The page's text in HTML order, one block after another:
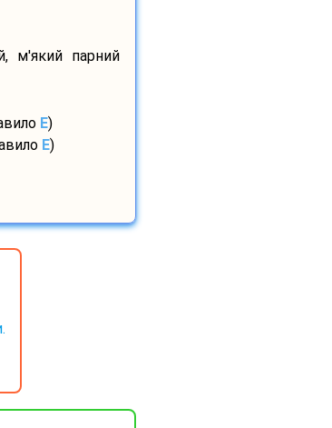
м'який парний
E)
E)